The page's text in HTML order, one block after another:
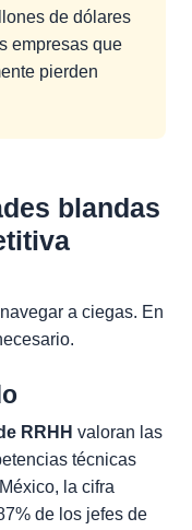
de dólares
empresas que
pierden
blandas
a ciegas. En
RRHH valoran las
técnicas
la cifra
de los jefes de